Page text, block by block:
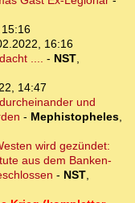
16:16
.... - NST,
14:47
und
- Mephistopheles,
wird gezündet:
aus dem Banken-
- NST,